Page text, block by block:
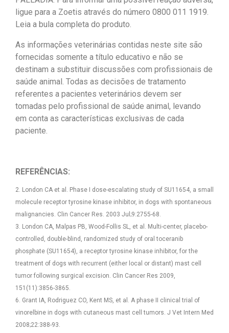
ligue para a Zoetis através do número 0800 011 1919.
Leia a bula completa do produto.
As informações veterinárias contidas neste site são
fornecidas somente a título educativo e não se
destinam a substituir discussões com profissionais de
saúde animal. Todas as decisões de tratamento
referentes a pacientes veterinários devem ser
tomadas pelo profissional de saúde animal, levando
em conta as características exclusivas de cada
paciente.
REFERÊNCIAS:
2. London CA et al. Phase I dose-escalating study of SU11654, a small
molecule receptor tyrosine kinase inhibitor, in dogs with spontaneous
malignancies. Clin Cancer Res. 2003 Jul;9:2755-68.
3. London CA, Malpas PB, Wood-Follis SL, et al. Multi-center, placebo-
controlled, double-blind, randomized study of oral toceranib
phosphate (SU11654), a receptor tyrosine kinase inhibitor, for the
treatment of dogs with recurrent (either local or distant) mast cell
tumor following surgical excision. Clin Cancer Res 2009,
151(11):3856-3865.
6. Grant IA, Rodriguez CO, Kent MS, et al. A phase II clinical trial of
vinorelbine in dogs with cutaneous mast cell tumors. J Vet Intern Med
2008;22:388-93.